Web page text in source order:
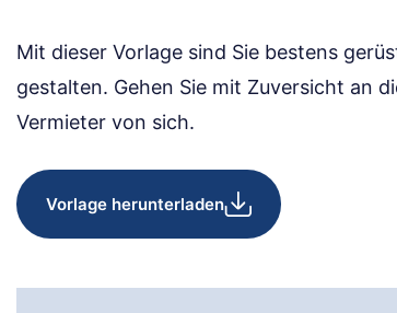
Mit dieser Vorlage sind Sie bestens
gestalten. Gehen Sie mit Zuversicht an
Vermieter von sich.
Vorlage herunterladen